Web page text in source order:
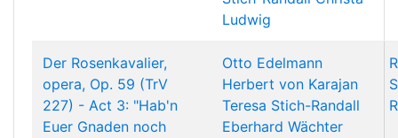
Ludwig
Der Rosenkavalier,
opera, Op. 59 (TrV
227) - Act 3: "Hab'n
Euer Gnaden noch
Otto Edelmann
Herbert von Karajan
Teresa Stich-Randall
Eberhard Wächter